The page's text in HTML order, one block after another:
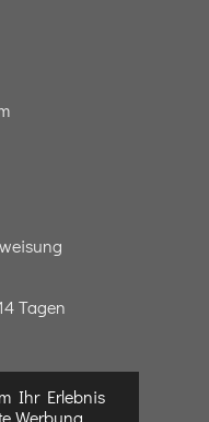
Ihr Erlebnis
Werbung
Tagen
W